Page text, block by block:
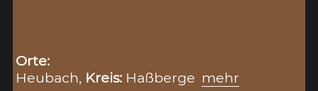
Orte:
Heubach, Kreis: Haßberge mehr